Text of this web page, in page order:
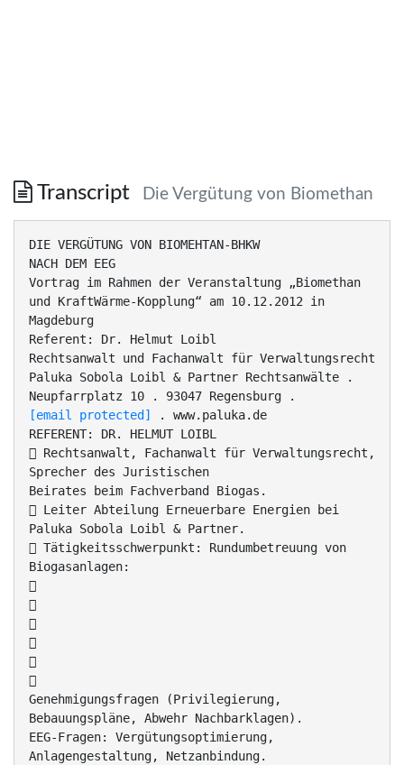
Transcript Die Vergütung von Biomethan
DIE VERGÜTUNG VON BIOMEHTAN-BHKW
NACH DEM EEG
Vortrag im Rahmen der Veranstaltung „Biomethan
und KraftWärme-Kopplung“ am 10.12.2012 in
Magdeburg
Referent: Dr. Helmut Loibl
Rechtsanwalt und Fachanwalt für Verwaltungsrecht
Paluka Sobola Loibl & Partner Rechtsanwälte .
Neupfarrplatz 10 . 93047 Regensburg .
[email protected]
. www.paluka.de
REFERENT: DR. HELMUT LOIBL
 Rechtsanwalt, Fachanwalt für Verwaltungsrecht,
Sprecher des Juristischen
Beirates beim Fachverband Biogas.
 Leiter Abteilung Erneuerbare Energien bei
Paluka Sobola Loibl & Partner.
 Tätigkeitsschwerpunkt: Rundumbetreuung von
Biogasanlagen:






Genehmigungsfragen (Privilegierung,
Bebauungspläne, Abwehr Nachbarklagen).
EEG-Fragen: Vergütungsoptimierung,
Anlagengestaltung, Netzanbindung.